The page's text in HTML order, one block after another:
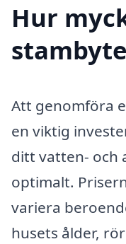
Hur
Att genomföra
en viktig
ditt vatten- och
optimalt.
variera
husets ålder,